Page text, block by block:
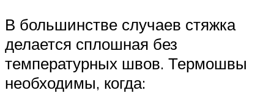
В большинстве случаев стяжка
делается сплошная без
температурных швов. Термошвы
необходимы, когда: